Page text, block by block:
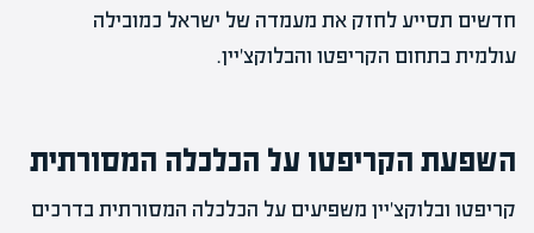
חדשים תסייע לחזק את מעמדה של ישראל כמובילה
עולמית בתחום הקריפטו והבלוקצ'יין.
השפעת הקריפטו על הכלכלה המסורתית
קריפטו ובלוקצ'יין משפיעים על הכלכלה המסורתית בדרכים